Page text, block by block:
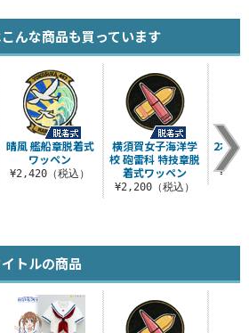
んな商品も買っています
晴風 艦船章脱着式
ワッペン
¥2,420（税込）
横須賀女子海洋学
校 砲雷科 特技章脱
着式ワッペン
¥2,200（税込）
2本ラ
トルの商品